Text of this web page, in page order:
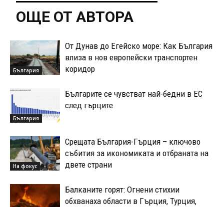
ОЩЕ ОТ АВТОРА
България
От Дунав до Егейско море: Как България
влиза в нов европейски транспортен
коридор
България
Българите се чувстват най-бедни в ЕС
след гърците
На фокус
Срещата България-Гърция – ключово
събития за икономиката и отбраната на
двете страни
Балканите горят: Огнени стихии
обхванаха области в Гърция, Турция,